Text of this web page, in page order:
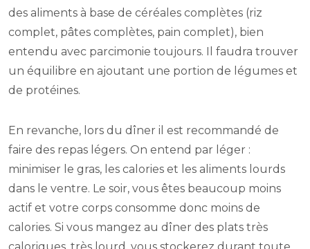
des aliments à base de céréales complètes (riz
complet, pâtes complètes, pain complet), bien
entendu avec parcimonie toujours. Il faudra trouver
un équilibre en ajoutant une portion de légumes et
de protéines.
En revanche, lors du dîner il est recommandé de
faire des repas légers. On entend par léger :
minimiser le gras, les calories et les aliments lourds
dans le ventre. Le soir, vous êtes beaucoup moins
actif et votre corps consomme donc moins de
calories. Si vous mangez au dîner des plats très
caloriques, très lourd, vous stockerez durant toute